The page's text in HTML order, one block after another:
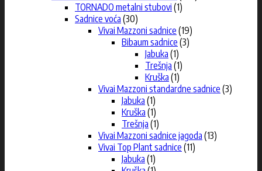
TORNADO metalni stubovi (1)
Sadnice voća (30)
Vivai Mazzoni sadnice (19)
Bibaum sadnice (3)
Jabuka (1)
Trešnja (1)
Kruška (1)
Vivai Mazzoni standardne sadnice (3)
Jabuka (1)
Kruška (1)
Trešnja (1)
Vivai Mazzoni sadnice jagoda (13)
Vivai Top Plant sadnice (11)
Jabuka (1)